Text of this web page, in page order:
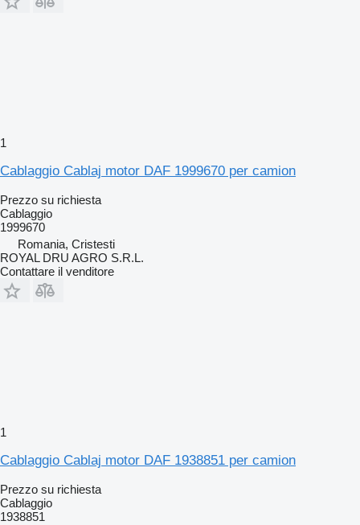
1
Cablaggio Cablaj motor DAF 1999670 per camion
Prezzo su richiesta
Cablaggio
1999670
Romania, Cristesti
ROYAL DRU AGRO S.R.L.
Contattare il venditore
1
Cablaggio Cablaj motor DAF 1938851 per camion
Prezzo su richiesta
Cablaggio
1938851